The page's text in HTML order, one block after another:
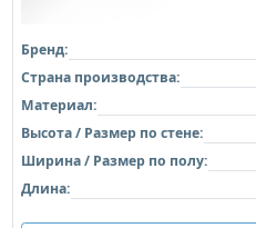
Бренд:
Страна производства:
Материал:
Высота / Размер по стене:
Ширина / Размер по полу:
Длина: